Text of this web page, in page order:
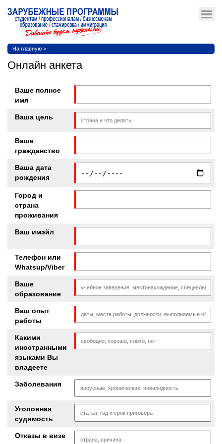
На главную >
Онлайн анкета
Ваше полное
имя
Ваша цель
Ваше
гражданство
Ваша дата
рождения
Город и
страна
проживания
Ваш имэйл
Телефон или
Whatsup/Viber
Ваше
образование
Ваш опыт
работы
Какими
иностранными
языками Вы
владеете
Заболевания
Уголовная
судимость
Отказы в визе